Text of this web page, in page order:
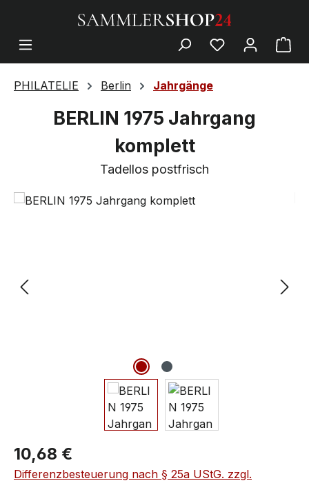
PHILATELIE Berlin Jahrgänge
BERLIN 1975 Jahrgang
komplett
Tadellos postfrisch
10,68 €
Differenzbesteuerung nach § 25a UStG. zzgl.